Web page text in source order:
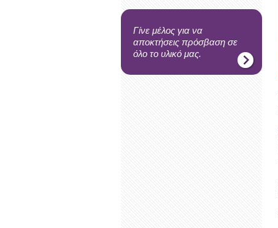
Γίνε μέλος για να
αποκτήσεις πρόσβαση σε
όλο το υλικό μας.